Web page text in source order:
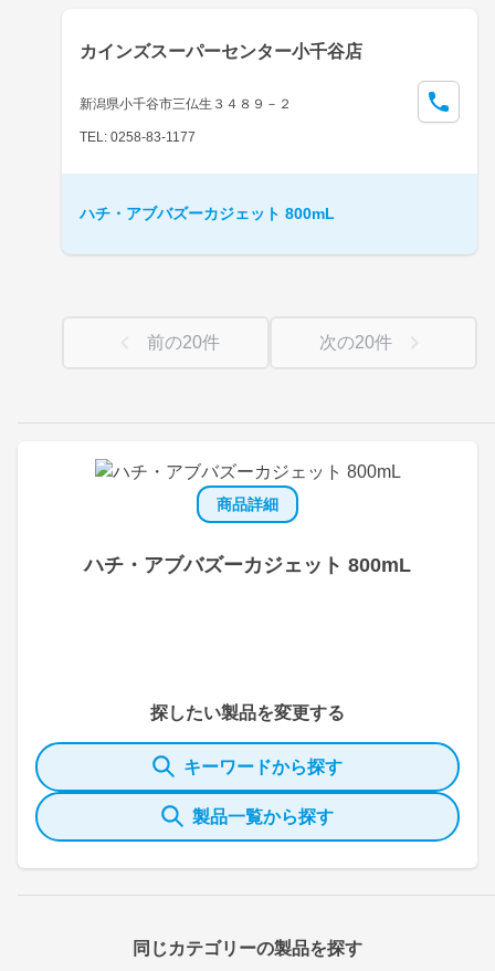
商品詳細
ハチ・アブバズーカジェット 800mL
探したい製品を変更する
キーワードから探す
製品一覧から探す
同じカテゴリーの製品を探す
カインズスーパーセンター小千谷店
新潟県小千谷市三仏生３４８９－２
TEL: 0258-83-1177
ハチ・アブバズーカジェット 800mL
前の20件 次の20件